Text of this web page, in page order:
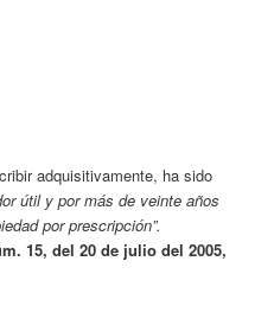
adquisitivamente, ha sido
útil y por más de veinte años
por prescripción”.
15, del 20 de julio del 2005,